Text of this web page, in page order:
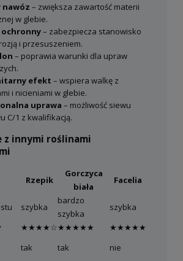
zarówno jesienią, jak i wiosną.
nasiona rzepiku na poplon,
inwestujesz w poprawę struktury gleby,
chwastów oraz lepsze
stanowiska pod kolejne
To wydajne i odporne
które sprawdza się w
warunkach i przynosi wymierne
w uprawie roślin.
nawóz – zwiększa zawartość materii
w glebie.
ochronny– zabezpiecza stanowisko
i przesuszeniem.
– poprawia warunki dla upraw
efekt – wspiera walkę z
i nicieniami w glebie.
uprawa – możliwość siewu
C/1 z kwalifikacją.
z innymi roślinami
Rzepik
Gorczyca
biała
Facelia
szybka
bardzo
szybka
szybka
★★★★☆★★★★★
★★★★★
tak tak
nie